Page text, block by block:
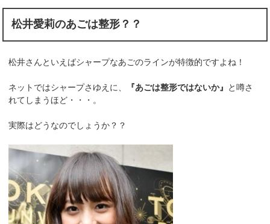
松井愛莉のあごは整形？？
松井さんといえばシャープなあごのラインが特徴的ですよね！
ネットではシャープさゆえに、 『あごは整形ではないか』 と噂さ
れてしまうほど・・・。
実際はどうなのでしょうか？？